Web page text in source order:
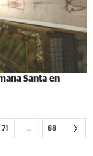
Santa en
71 … 88